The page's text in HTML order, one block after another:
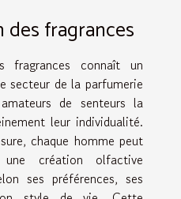
des fragrances
fragrances connaît un
secteur de la parfumerie
de senteurs la
leur individualité.
chaque homme peut
création olfactive
ses préférences, ses